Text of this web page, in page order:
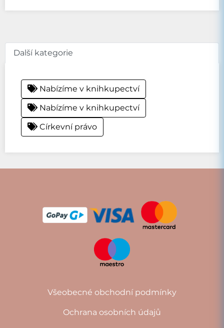
Další kategorie
Nabízíme v knihkupectví
Nabízíme v knihkupectví
Církevní právo
Všeobecné obchodní podmínky
Ochrana osobních údajů